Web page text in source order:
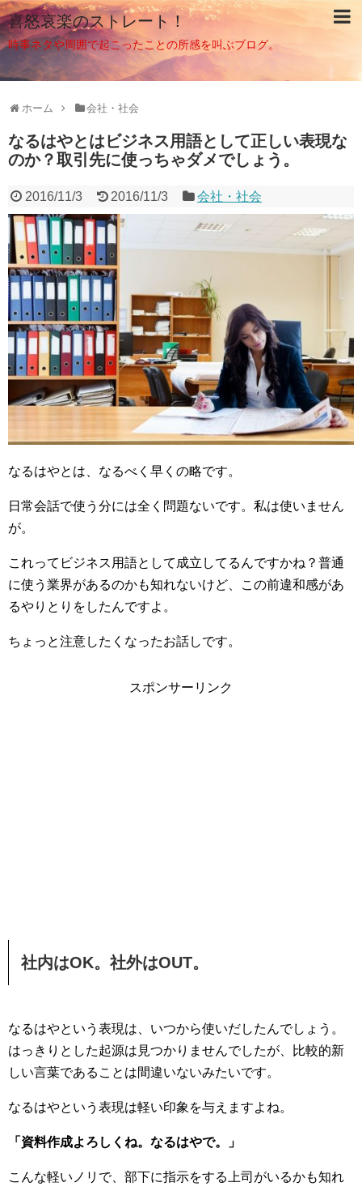
喜怒哀楽のストレート！
時事ネタや周囲で起こったことの所感を叫ぶブログ。
ホーム 会社・社会
なるはやとはビジネス用語として正しい表現な
のか？取引先に使っちゃダメでしょう。
2016/11/3 2016/11/3 会社・社会
なるはやとは、なるべく早くの略です。
日常会話で使う分には全く問題ないです。私は使いません
が。
これってビジネス用語として成立してるんですかね？普通
に使う業界があるのかも知れないけど、この前違和感があ
るやりとりをしたんですよ。
ちょっと注意したくなったお話しです。
スポンサーリンク
社内はOK。社外はOUT。
なるはやという表現は、いつから使いだしたんでしょう。
はっきりとした起源は見つかりませんでしたが、比較的新
しい言葉であることは間違いないみたいです。
なるはやという表現は軽い印象を与えますよね。
「資料作成よろしくね。なるはやで。」
こんな軽いノリで、部下に指示をする上司がいるかも知れ